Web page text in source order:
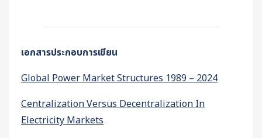
เอกสารประกอบการเขียน
Global Power Market Structures 1989 – 2024
Centralization Versus Decentralization In
Electricity Markets